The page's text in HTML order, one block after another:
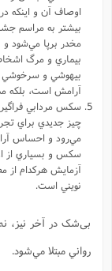
اوصاف آن و اينکه
بيشتر به مراسم
مخدر برپا مي‌شود
بيماري و مرگ
بيهوشي و سرخوشي
آرامش است، بلکه
سکس مردابي
چيز جديدي براي
مي‌رود و احساس
سکس و بسياري از
آزمايش هرکدام از
نويني است.
بی‌شک در آخر نيز،
رواني مبتلا مي‌شود.